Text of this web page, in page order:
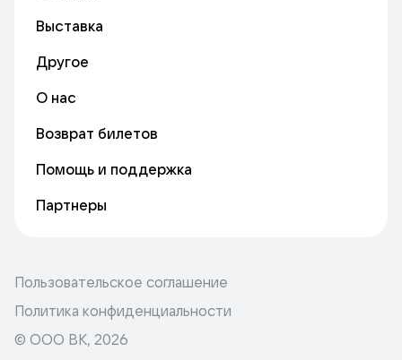
Выставка
Другое
О нас
Возврат билетов
Помощь и поддержка
Партнеры
Пользовательское соглашение
Политика конфиденциальности
© ООО ВК, 2026